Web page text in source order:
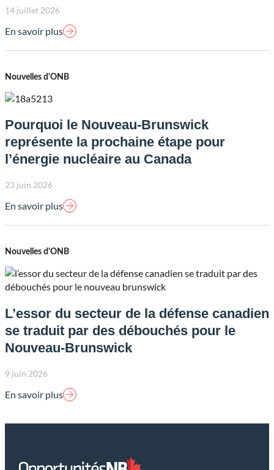
14 juillet 2026
En savoir plus
Nouvelles d'ONB
Pourquoi le Nouveau-Brunswick
représente la prochaine étape pour
l’énergie nucléaire au Canada
23 juin 2026
En savoir plus
Nouvelles d'ONB
L’essor du secteur de la défense canadien
se traduit par des débouchés pour le
Nouveau-Brunswick
9 juin 2026
En savoir plus
Lien